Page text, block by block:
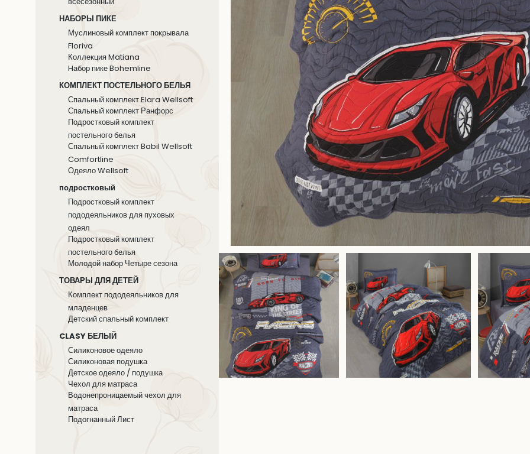
НАБОРЫ ПИКЕ
Муслиновый комплект покрывала
Floriva
Коллекция Matiana
Hабор пике Bohemline
КОМПЛЕКТ ПОСТЕЛЬНОГО БЕЛЬЯ
Спальный комплект Elara Wellsoft
Спальный комплект Ранфорс
Подростковый комплект
постельного белья
Спальный комплект Babil Wellsoft
Comfortline
Одеяло Wellsoft
подростковый
Подростковый комплект
пододеяльников для пуховых
одеял
Подростковый комплект
постельного белья
Молодой набор Четыре сезона
ТОВАРЫ ДЛЯ ДЕТЕЙ
Комплект пододеяльников для
младенцев
Детский спальный комплект
CLASY БЕЛЫЙ
Силиконовое одеяло
Силиконовая подушка
Детское одеяло / подушка
Чехол для матраса
Водонепроницаемый чехол для
матраса
Подогнанный Лист